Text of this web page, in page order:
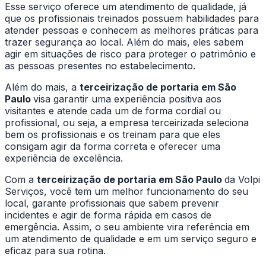
Esse serviço oferece um atendimento de qualidade, já
que os profissionais treinados possuem habilidades para
atender pessoas e conhecem as melhores práticas para
trazer segurança ao local. Além do mais, eles sabem
agir em situações de risco para proteger o patrimônio e
as pessoas presentes no estabelecimento.
Além do mais, a terceirização de portaria em São
Paulo visa garantir uma experiência positiva aos
visitantes e atende cada um de forma cordial ou
profissional, ou seja, a empresa terceirizada seleciona
bem os profissionais e os treinam para que eles
consigam agir da forma correta e oferecer uma
experiência de excelência.
Com a terceirização de portaria em São Paulo da Volpi
Serviços, você tem um melhor funcionamento do seu
local, garante profissionais que sabem prevenir
incidentes e agir de forma rápida em casos de
emergência. Assim, o seu ambiente vira referência em
um atendimento de qualidade e em um serviço seguro e
eficaz para sua rotina.